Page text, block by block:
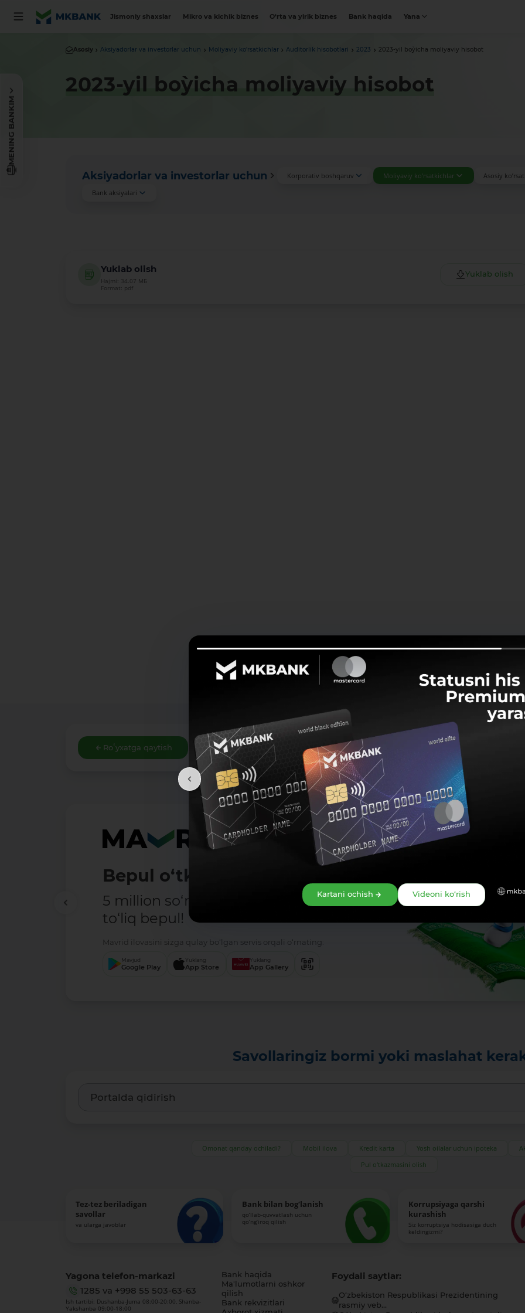
Jismoniy shaxslar Mikro va kichik biznes O‘rta va yirik biznes Bank haqida Yana
MENING BANKIM
Asosiy Aksiyadorlar va investorlar uchun Moliyaviy ko'rsatkichlar Auditorlik hisobotlari 2023 2023-yil bo`yicha moliyaviy hisobot
2023-yil bo`yicha moliyaviy hisobot
Aksiyadorlar va investorlar uchun Korporativ boshqaruv Moliyaviy ko'rsatkichlar Asosiy
Bank aksiyalari
Yuklab olish
Hajmi: 34.07 МБ
Format: pdf
Yuklab olish
Roʻyxatga qaytish
Bepul o‘tkazmalar
5 million so‘mgacha o‘tkazmalar —
to‘liq bepul!
Mavrid ilovasini sizga qulay bo‘lgan servis orqali o‘rnating:
Mavjud
Google Play
Yuklang
App Store
Yuklang
App Gallery
Savollaringiz bormi yoki maslahat
Omonat qanday ochiladi? Mobil ilova Kredit karta Yosh oilalar uchun ipoteka
Pul o‘tkazmasini olish
Tez-tez beriladigan
savollar
va ularga javoblar
Bank bilan bog‘lanish
qo‘llab-quvvatlash uchun
qo‘ng‘iroq qilish
Korrupsiyaga qarshi
kurashish
Siz korruptsiya hodisasiga duch
keldingizmi?
Yagona telefon-markazi
1285 va +998 55 503-63-63
Ish tartibi: Dushanba-Juma 08:00-20:00, Shanba-
Yakshanba 09:00-18:00
Bank haqida
Ma'lumotlarni oshkor
qilish
Bank rekvizitlari
Foydali saytlar:
O‘zbekiston Respublikasi Prezidentining
rasmiy veb...
Kartani ochish Videoni ko‘rish